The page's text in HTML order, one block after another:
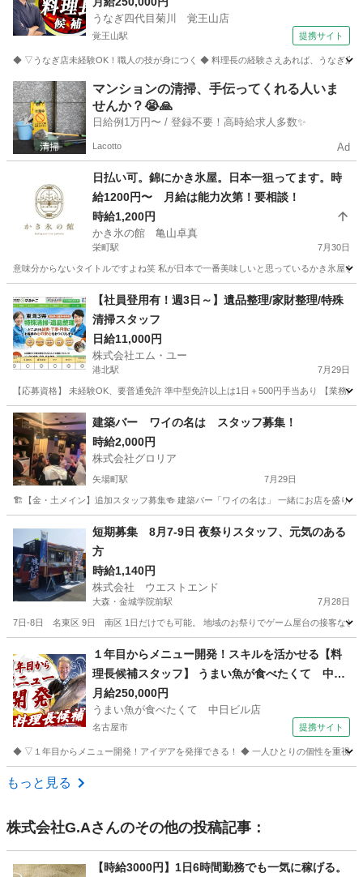
うなぎ四代目菊川 覚王山店
覚王山駅 提携サイト
◆ ▽うなぎ店未経験OK！職人の技が身につく ◆ 料理長の経験さえあれば、うなぎ店
愛知 名古屋市 覚王山駅 キッチン
マンションの清掃、手伝ってくれる人いま
せんか？😭🙏
日給例1万円〜 / 登録不要！高時給求人多数✨
Lacotto Ad
日払い可。錦にかき氷屋。日本一狙ってます。時
給1200円〜 月給は能力次第！要相談！
時給1,200円
かき氷の館 亀山卓真
栄町駅 7月30日
意味分からないタイトルですよね笑 私が日本で一番美味しいと思っているかき氷屋
栄町駅 飲食 時給
【社員登用有！週3日～】遺品整理/家財整理/特殊
清掃スタッフ
日給11,000円
株式会社エム・ユー
港北駅 7月29日
【応募資格】 未経験OK、要普通免許 準中型免許以上は1日＋500円手当あり 【業務
愛知 名古屋市 港北駅 飲食 スタッフ
建築バー ワイの名は スタッフ募集！
時給2,000円
株式会社グロリア
矢場町駅 7月29日
🏗️【金・土メイン】追加スタッフ募集🍻 建築バー「ワイの名は」 一緒にお店を盛り
矢場町駅 その他 スタッフ
短期募集 8月7-9日 夜祭りスタッフ、元気のある
方
時給1,140円
株式会社 ウエストエンド
大森・金城学院前駅 7月28日
7日-8日 名東区 9日 南区 1日だけでも可能。 地域のお祭りでゲーム屋台の接客など
大森・金城学院前駅 パン スタッフ
１年目からメニュー開発！スキルを活かせる【料
理長候補スタッフ】 うまい魚が食べたくて 中日
ビル店 キッチンスタッフ
月給250,000円
うまい魚が食べたくて 中日ビル店
名古屋市 提携サイト
◆ ▽１年目からメニュー開発！アイデアを発揮できる！ ◆ 一人ひとりの個性を重視し
愛知 名古屋市
もっと見る
株式会社G.Aさんのその他の投稿記事：
【時給3000円】1日6時間勤務でも一気に稼げる。